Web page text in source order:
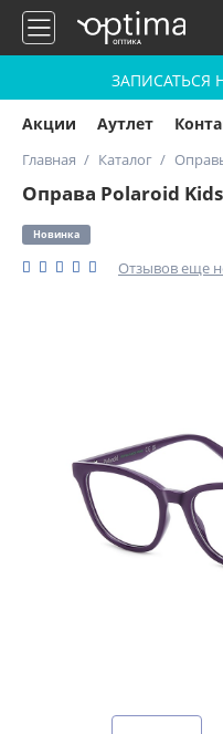
ЗАПИСАТЬСЯ
Акции Аутлет
Главная Каталог
Оправа Polaroid Kids
Новинка
Отзывов еще